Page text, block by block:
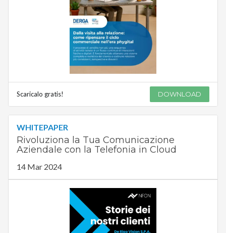
Scaricalo gratis! DOWNLOAD
WHITEPAPER
Rivoluziona la Tua Comunicazione
Aziendale con la Telefonia in Cloud
14 Mar 2024